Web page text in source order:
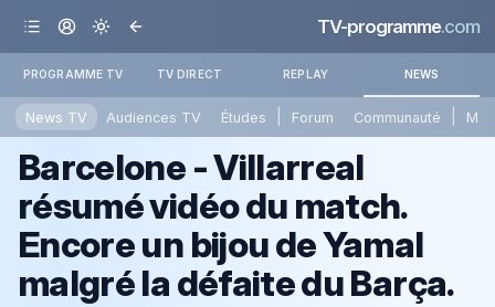
TV-programme.com
PROGRAMME TV TV DIRECT REPLAY NEWS
News TV Audiences TV Études Forum Communauté
Barcelone - Villarreal
résumé vidéo du match.
Encore un bijou de Yamal
malgré la défaite du Barça.